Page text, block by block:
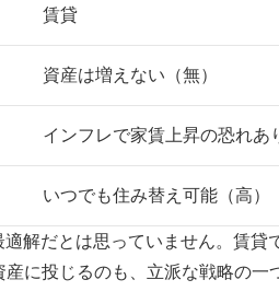
賃貸
資産は増えない（無）
インフレで家賃上昇の恐れあ
いつでも住み替え可能（高）
解だとは思っていません。賃貸
に投じるのも、立派な戦略の一